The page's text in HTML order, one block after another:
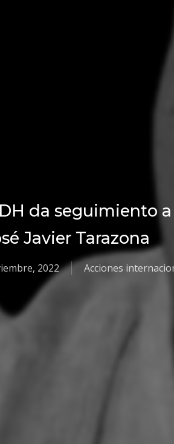
da seguimiento
Javier Tarazona
2022 Acciones